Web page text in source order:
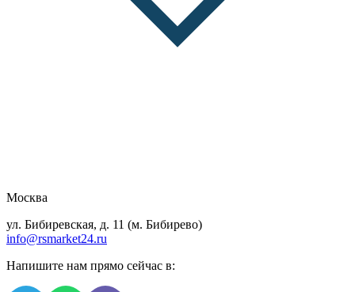
Москва
ул. Бибиревская, д. 11 (м. Бибирево)
info@rsmarket24.ru
Напишите нам прямо сейчас в: